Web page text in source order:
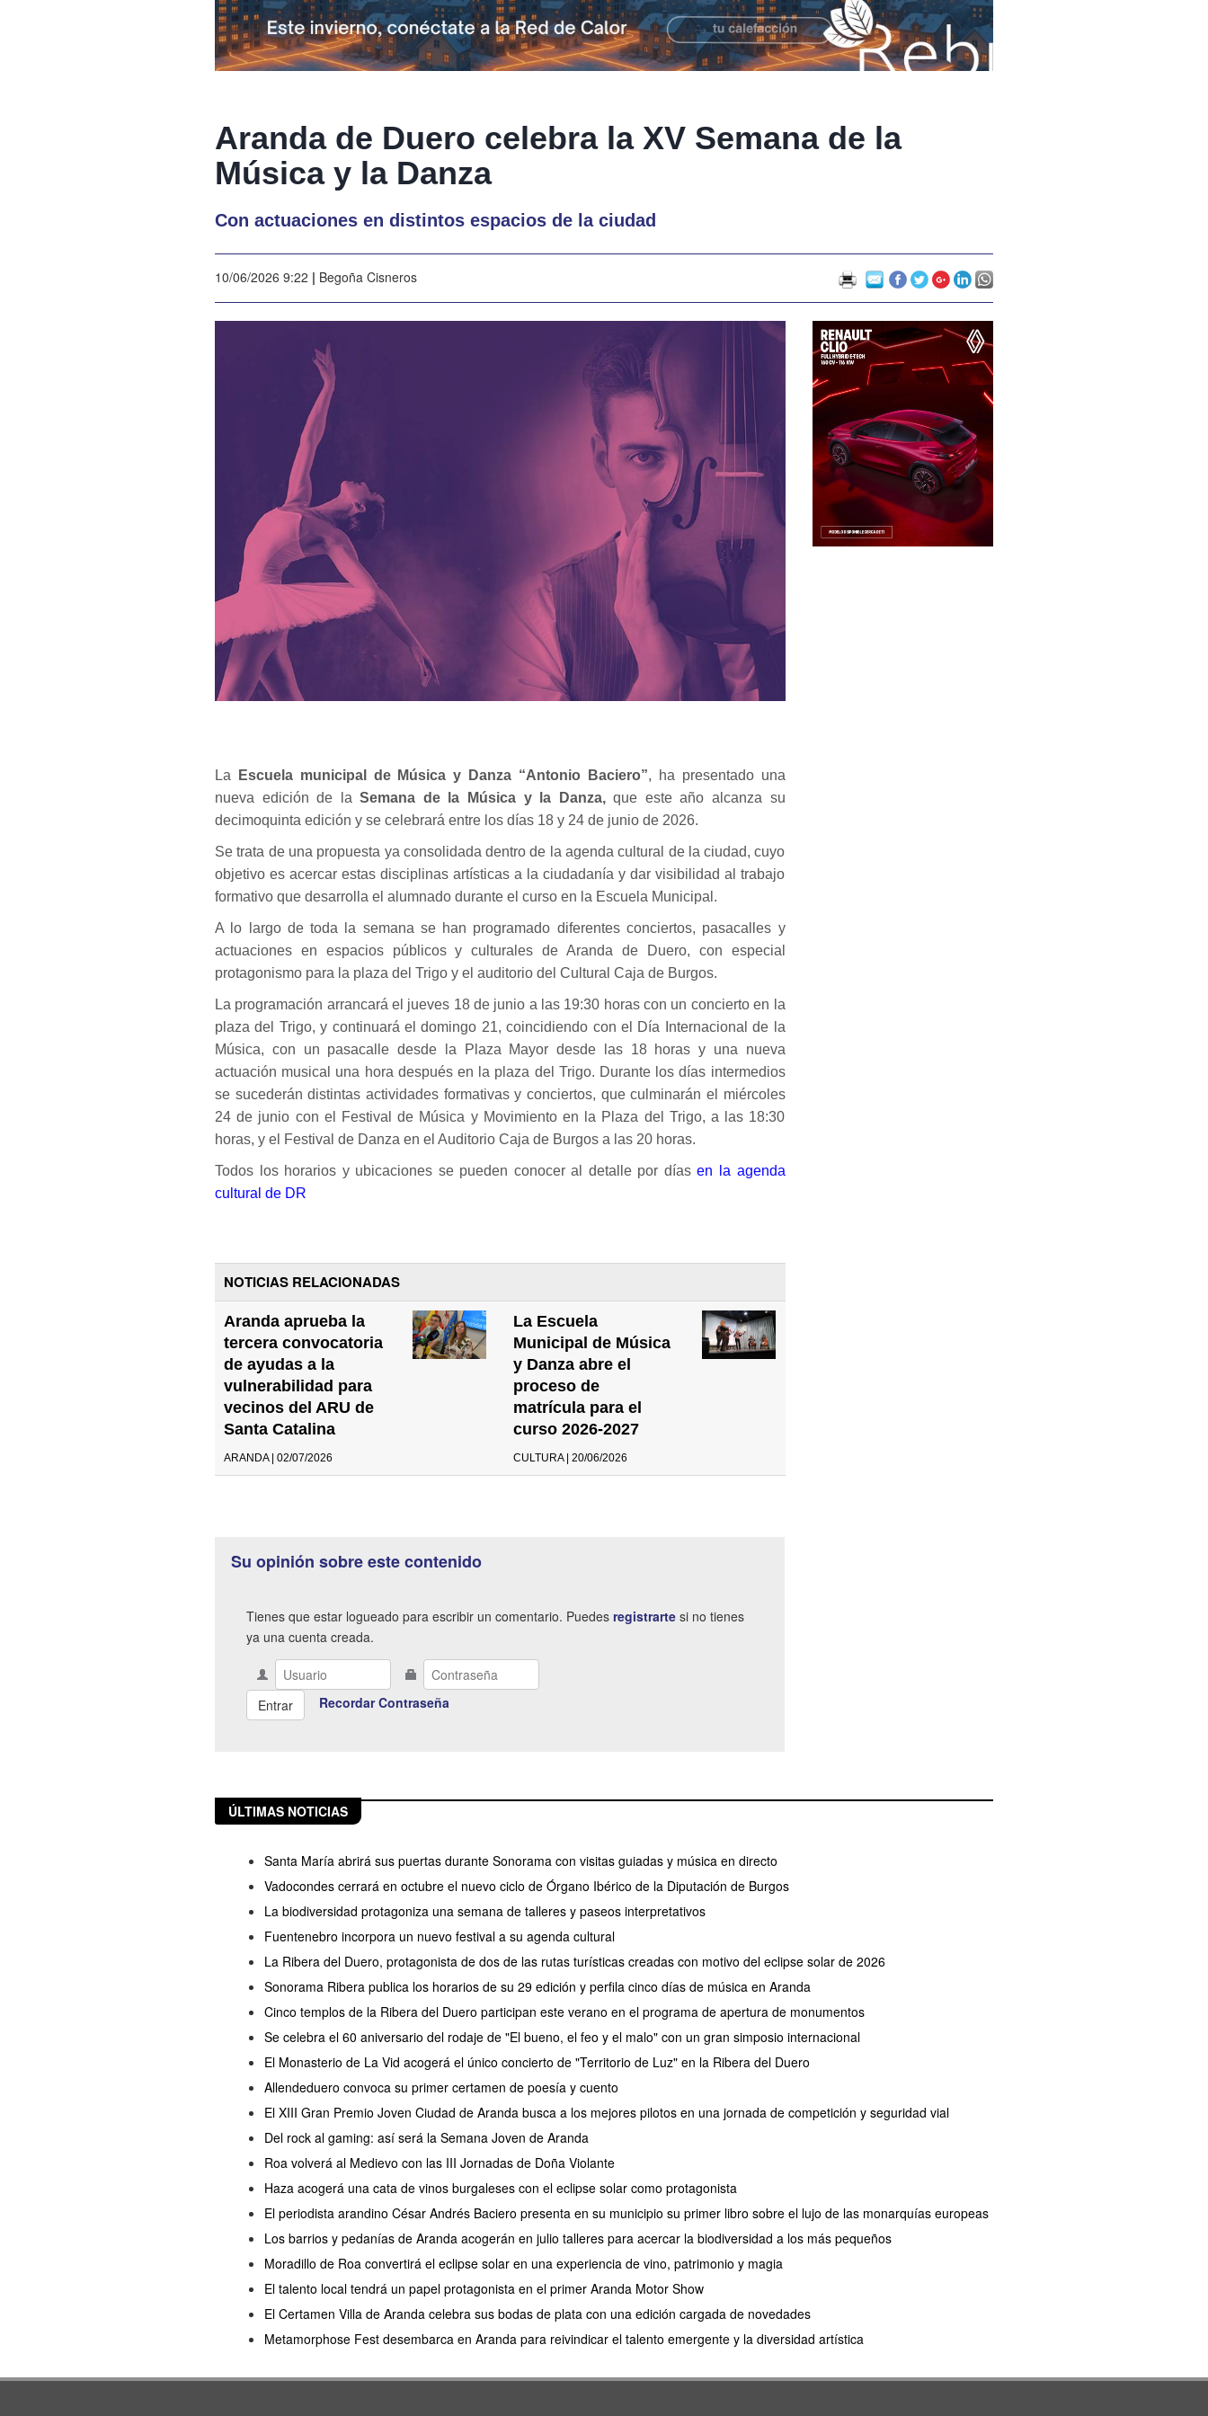
Aranda de Duero celebra la XV Semana de la
Música y la Danza
Con actuaciones en distintos espacios de la ciudad
10/06/2026 9:22 | Begoña Cisneros
La Escuela municipal de Música y Danza “Antonio Baciero”, ha presentado una
nueva edición de laSemana de la Música y la Danza,que este año alcanza su
decimoquinta edición y se celebrará entre los días 18 y 24 de junio de 2026.
Se trata de una propuesta ya consolidada dentro de la agenda cultural de la ciudad, cuyo
objetivo es acercar estas disciplinas artísticas a la ciudadanía y dar visibilidad al trabajo
formativo que desarrolla el alumnado durante el curso en la Escuela Municipal.
A lo largo de toda la semana se han programado diferentes conciertos, pasacalles y
actuaciones en espacios públicos y culturales de Aranda de Duero, con especial
protagonismo para la plaza del Trigo y el auditorio del Cultural Caja de Burgos.
La programación arrancará el jueves 18 de junio a las 19:30 horas con un concierto en la
plaza del Trigo, y continuará el domingo 21, coincidiendo con el Día Internacional de la
Música, con un pasacalle desde la Plaza Mayor desde las 18 horas y una nueva
actuación musical una hora después en la plaza del Trigo. Durante los días intermedios
se sucederán distintas actividades formativas y conciertos, que culminarán el miércoles
24 de junio con el Festival de Música y Movimiento en la Plaza del Trigo, a las 18:30
horas, y el Festival de Danza en el Auditorio Caja de Burgos a las 20 horas.
Todos los horarios y ubicaciones se pueden conocer al detalle por díasen la agenda
cultural de DR
NOTICIAS RELACIONADAS
Aranda aprueba la
tercera convocatoria
de ayudas a la
vulnerabilidad para
vecinos del ARU de
Santa Catalina
ARANDA | 02/07/2026
La Escuela
Municipal de Música
y Danza abre el
proceso de
matrícula para el
curso 2026-2027
CULTURA | 20/06/2026
Su opinión sobre este contenido
Tienes que estar logueado para escribir un comentario. Puedes registrarte si no tienes
ya una cuenta creada.
Recordar Contraseña
ÚLTIMAS NOTICIAS
Santa María abrirá sus puertas durante Sonorama con visitas guiadas y música en directo
Vadocondes cerrará en octubre el nuevo ciclo de Órgano Ibérico de la Diputación de Burgos
La biodiversidad protagoniza una semana de talleres y paseos interpretativos
Fuentenebro incorpora un nuevo festival a su agenda cultural
La Ribera del Duero, protagonista de dos de las rutas turísticas creadas con motivo del eclipse solar de 2026
Sonorama Ribera publica los horarios de su 29 edición y perfila cinco días de música en Aranda
Cinco templos de la Ribera del Duero participan este verano en el programa de apertura de monumentos
Se celebra el 60 aniversario del rodaje de "El bueno, el feo y el malo" con un gran simposio internacional
El Monasterio de La Vid acogerá el único concierto de "Territorio de Luz" en la Ribera del Duero
Allendeduero convoca su primer certamen de poesía y cuento
El XIII Gran Premio Joven Ciudad de Aranda busca a los mejores pilotos en una jornada de competición y seguridad vial
Del rock al gaming: así será la Semana Joven de Aranda
Roa volverá al Medievo con las III Jornadas de Doña Violante
Haza acogerá una cata de vinos burgaleses con el eclipse solar como protagonista
El periodista arandino César Andrés Baciero presenta en su municipio su primer libro sobre el lujo de las monarquías europeas
Los barrios y pedanías de Aranda acogerán en julio talleres para acercar la biodiversidad a los más pequeños
Moradillo de Roa convertirá el eclipse solar en una experiencia de vino, patrimonio y magia
El talento local tendrá un papel protagonista en el primer Aranda Motor Show
El Certamen Villa de Aranda celebra sus bodas de plata con una edición cargada de novedades
Metamorphose Fest desembarca en Aranda para reivindicar el talento emergente y la diversidad artística